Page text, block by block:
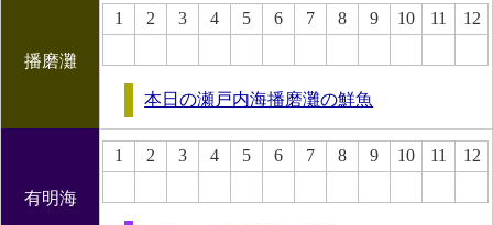
播磨灘
1 2 3 4 5 6 7 8 9 10 11 12
本日の瀬戸内海播磨灘の鮮魚
有明海
1 2 3 4 5 6 7 8 9 10 11 12